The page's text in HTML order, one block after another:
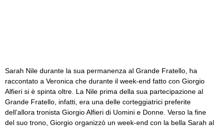
Sarah Nile durante la sua permanenza al Grande Fratello, ha
raccontato a Veronica che durante il week-end fatto con Giorgio
Alfieri si è spinta oltre. La Nile prima della sua partecipazione al
Grande Fratello, infatti, era una delle corteggiatrici preferite
dell’allora tronista Giorgio Alfieri di Uomini e Donne. Verso la fine
del suo trono, Giorgio organizzò un week-end con la bella Sarah al